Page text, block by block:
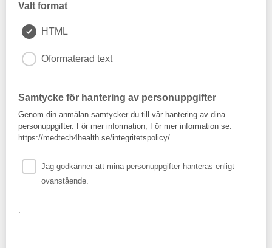
Valt format
HTML
Oformaterad text
Samtycke för hantering av personuppgifter
Genom din anmälan samtycker du till vår hantering av dina
personuppgifter. För mer information, För mer information se:
https://medtech4health.se/integritetspolicy/
Jag godkänner att mina personuppgifter hanteras enligt
ovanstående.
.